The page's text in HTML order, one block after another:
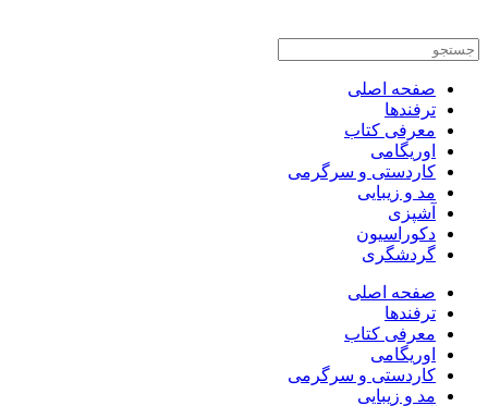
صفحه اصلی
ترفندها
معرفی کتاب
اوریگامی
کاردستی و سرگرمی
مد و زیبایی
آشپزی
دکوراسیون
گردشگری
صفحه اصلی
ترفندها
معرفی کتاب
اوریگامی
کاردستی و سرگرمی
مد و زیبایی